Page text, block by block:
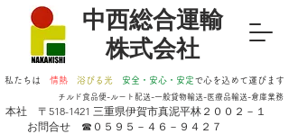
​中西総合運輸
株式会社
私たちは 情熱 浴びる光 安全・安心・安定 ​で心を込めて運びます
チルド食品便-ルート配送-一般貸物輸送-医療品輸送-倉庫業務
​本社 〒518-1421 三重県伊賀市真泥平林２００２－１
お問合せ ☎０５９５－４６－９４２７